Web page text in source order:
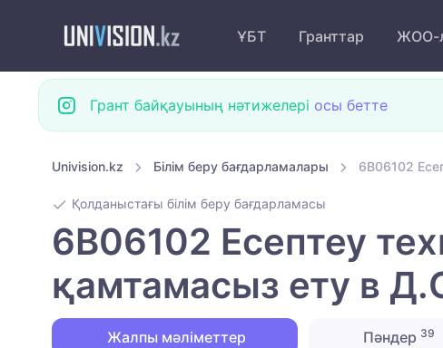
ҰБТ Гранттар ЖОО-
Грант байқауының нәтижелері осы бетте
Univision.kz Білім беру бағдарламалары 6B06102
Қолданыстағы білім беру бағдарламасы
6B06102 Есептеу
қамтамасыз ету в
Жалпы мәліметтер Пәндер 39